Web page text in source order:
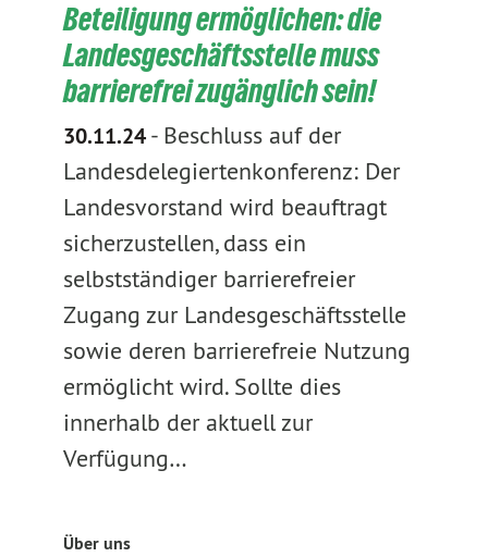
Beteiligung ermöglichen: die
Landesgeschäftsstelle muss
barrierefrei zugänglich sein!
30.11.24- Beschluss auf der
Landesdelegiertenkonferenz: Der
Landesvorstand wird beauftragt
sicherzustellen, dass ein
selbstständiger barrierefreier
Zugang zur Landesgeschäftsstelle
sowie deren barrierefreie Nutzung
ermöglicht wird. Sollte dies
innerhalb der aktuell zur
Verfügung…
Über uns